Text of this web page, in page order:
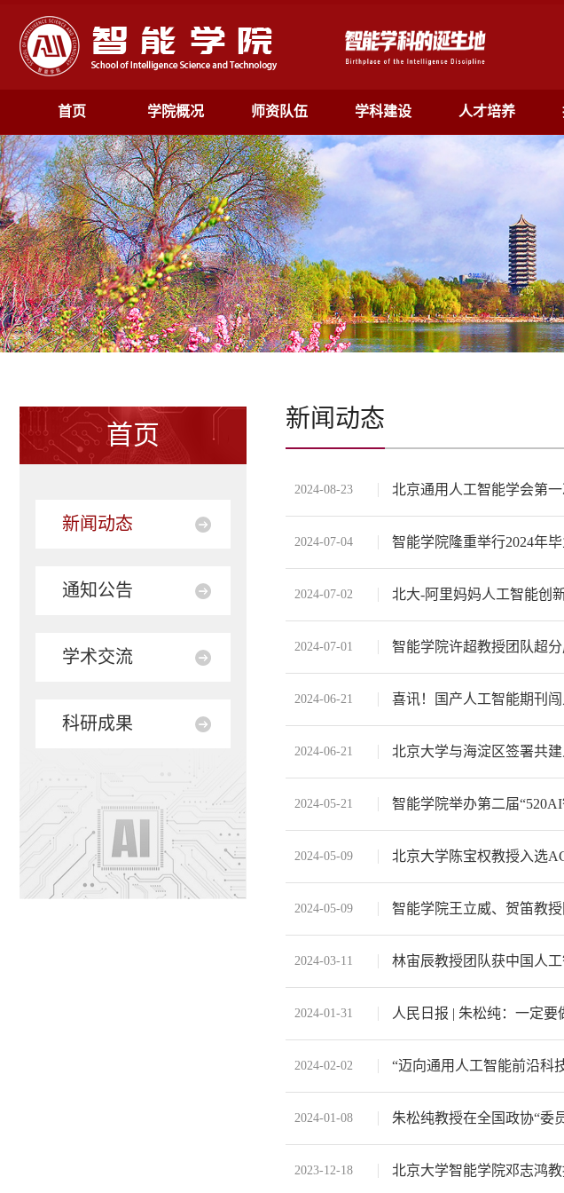
首页 学院概况 师资队伍 学科建设 人才培养
首页
新闻动态
通知公告
学术交流
科研成果
新闻动态
2024-08-23 北京通用人工智能学会第
2024-07-04 智能学院隆重举行2024年
2024-07-02 北大-阿里妈妈人工智能创
2024-07-01 智能学院许超教授团队超
2024-06-21 喜讯！国产人工智能期刊
2024-06-21 北京大学与海淀区签署共
2024-05-21 智能学院举办第二届
2024-05-09 北京大学陈宝权教授入选
2024-05-09 智能学院王立威、贺笛教
2024-03-11
2024-01-31 人民日报 | 朱松纯：一定要
2024-02-02 “迈向通用人工智能前沿科
2024-01-08 朱松纯教授在全国政协“委
2023-12-18 北京大学智能学院邓志鸿教